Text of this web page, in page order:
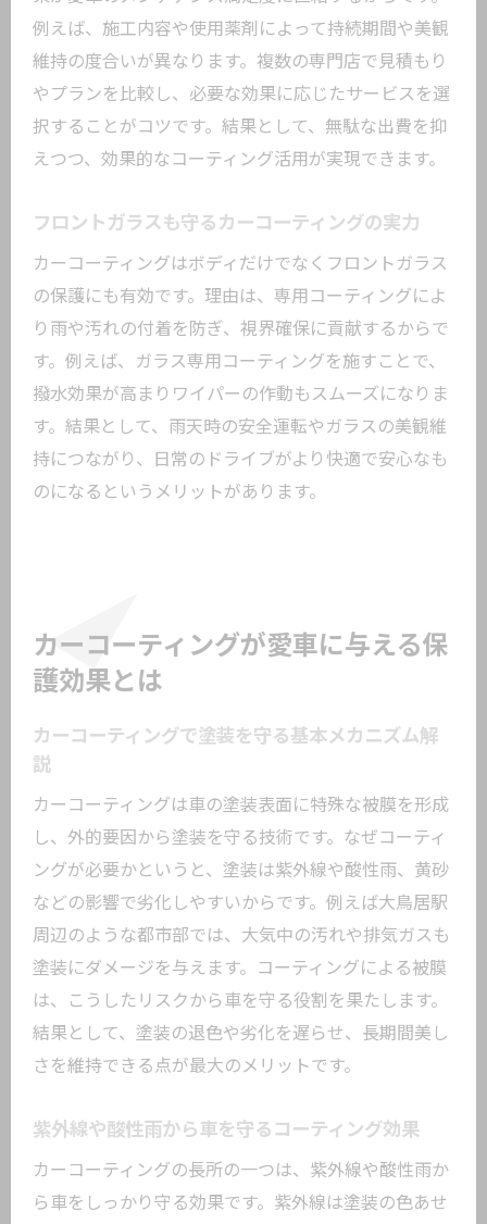
小キズ
愛車の美観と耐久性が損なわれる理由
専門店が教える未施工時のデメリット
カーコーティングをしない場合の長期リ
スク
カーコーティングの高耐久性が選ばれる
理由
長持ちするコーティングで美観を維持す
る方法
専門店による耐久性テストのポイント
カーコーティングの持続期間と口コミ評
価
秘訣
施工店選びが美観維持に与える影響とは
定期メンテナンスとコーティングの相乗
口コミで明らかになる塗装長持ちのコツ
専門店のアフターフォローで安心が続く
理由
カーコーティングの継続的なメリットを
紹介
大鳥居駅周辺で得られるコーティングの具体
的効果
カーコーティングで実感できる光沢と保
護性能
効果
施工店ごとの仕上がりと満足度の違い
例えば、施工内容や使用薬剤によって持続期間や美観
維持の度合いが異なります。複数の専門店で見積もり
やプランを比較し、必要な効果に応じたサービスを選
択することがコツです。結果として、無駄な出費を抑
えつつ、効果的なコーティング活用が実現できます。
フロントガラスも守るカーコーティングの実力
カーコーティングはボディだけでなくフロントガラス
の保護にも有効です。理由は、専用コーティングによ
り雨や汚れの付着を防ぎ、視界確保に貢献するからで
す。例えば、ガラス専用コーティングを施すことで、
撥水効果が高まりワイパーの作動もスムーズになりま
す。結果として、雨天時の安全運転やガラスの美観維
持につながり、日常のドライブがより快適で安心なも
のになるというメリットがあります。
カーコーティングが愛車に与える保
護効果とは
カーコーティングで塗装を守る基本メカニズム解
説
カーコーティングは車の塗装表面に特殊な被膜を形成
し、外的要因から塗装を守る技術です。なぜコーティ
ングが必要かというと、塗装は紫外線や酸性雨、黄砂
などの影響で劣化しやすいからです。例えば大鳥居駅
周辺のような都市部では、大気中の汚れや排気ガスも
塗装にダメージを与えます。コーティングによる被膜
は、こうしたリスクから車を守る役割を果たします。
結果として、塗装の退色や劣化を遅らせ、長期間美し
さを維持できる点が最大のメリットです。
紫外線や酸性雨から車を守るコーティング効果
カーコーティングの長所の一つは、紫外線や酸性雨か
ら車をしっかり守る効果です。紫外線は塗装の色あせ